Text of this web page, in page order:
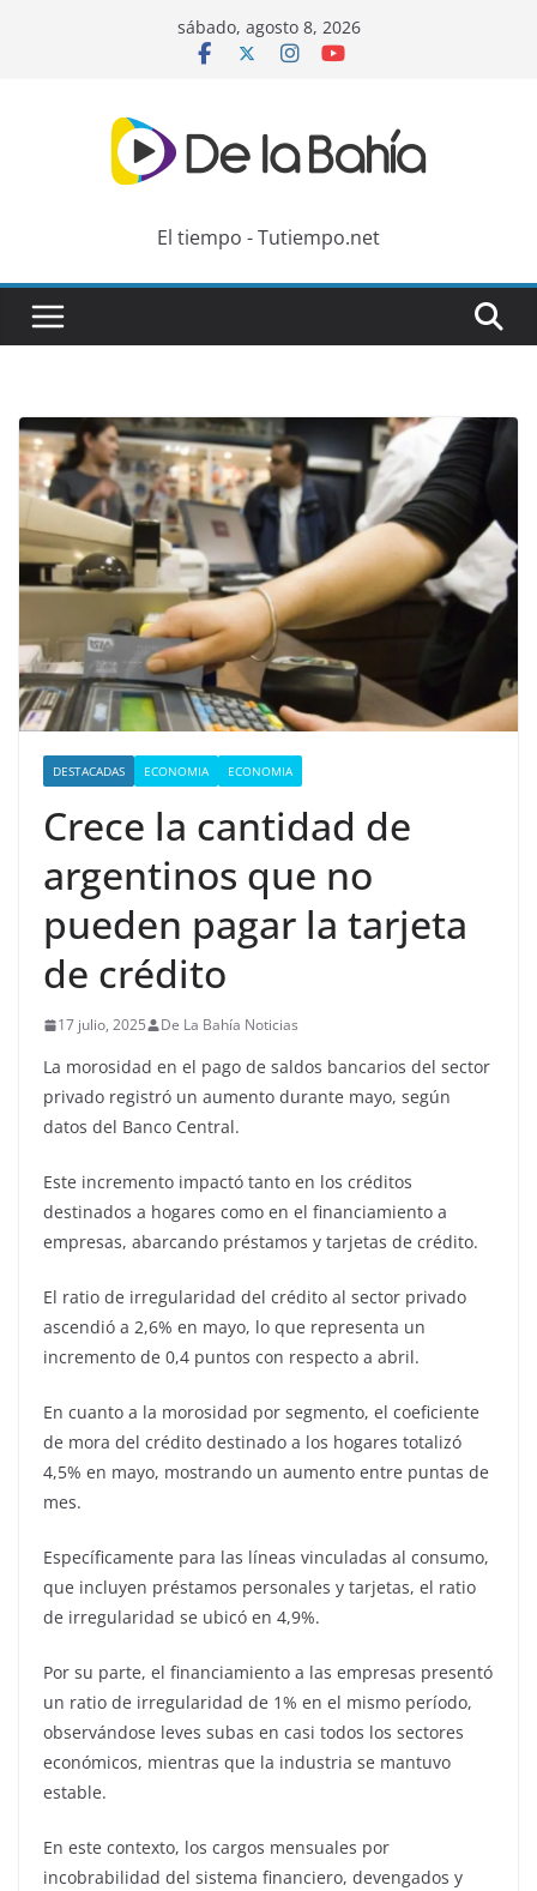
sábado, agosto 8, 2026
El tiempo - Tutiempo.net
DESTACADAS ECONOMIA ECONOMIA
Crece la cantidad de
argentinos que no
pueden pagar la tarjeta
de crédito
17 julio, 2025 De La Bahía Noticias
La morosidad en el pago de saldos bancarios del sector
privado registró un aumento durante mayo, según
datos del Banco Central.
Este incremento impactó tanto en los créditos
destinados a hogares como en el financiamiento a
empresas, abarcando préstamos y tarjetas de crédito.
El ratio de irregularidad del crédito al sector privado
ascendió a 2,6% en mayo, lo que representa un
incremento de 0,4 puntos con respecto a abril.
En cuanto a la morosidad por segmento, el coeficiente
de mora del crédito destinado a los hogares totalizó
4,5% en mayo, mostrando un aumento entre puntas de
mes.
Específicamente para las líneas vinculadas al consumo,
que incluyen préstamos personales y tarjetas, el ratio
de irregularidad se ubicó en 4,9%.
Por su parte, el financiamiento a las empresas presentó
un ratio de irregularidad de 1% en el mismo período,
observándose leves subas en casi todos los sectores
económicos, mientras que la industria se mantuvo
estable.
En este contexto, los cargos mensuales por
incobrabilidad del sistema financiero, devengados y